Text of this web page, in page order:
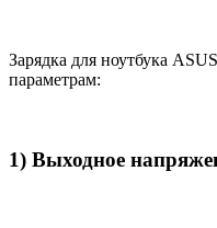
Зарядка для ноутбука
параметрам:
1) Выходное